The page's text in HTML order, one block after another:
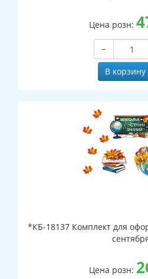
Цена розн:
−
В корзину
*КБ-18137 Комплект для
Цена розн: